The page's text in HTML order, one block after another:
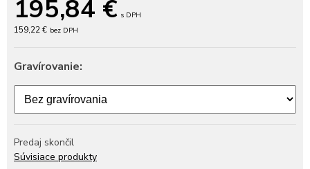
195,84 € s DPH
159,22 € bez DPH
Gravírovanie:
Predaj skončil
Súvisiace produkty